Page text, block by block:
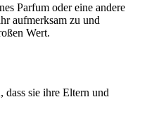
Parfum oder eine andere
aufmerksam zu und
Wert.
sie ihre Eltern und